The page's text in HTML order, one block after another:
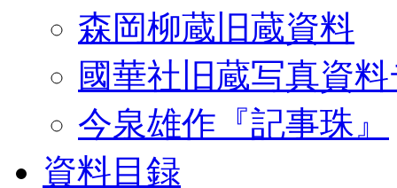
森岡柳蔵旧蔵資料
國華社旧蔵写真資
今泉雄作『記事珠』
資料目録